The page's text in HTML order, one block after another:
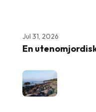
Jul 31, 2026
En